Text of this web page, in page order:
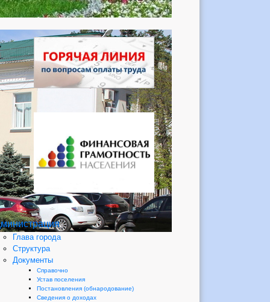
Глава города
Структура
Документы
Справочно
Устав поселения
Постановления (обнародование)
Сведения о доходах